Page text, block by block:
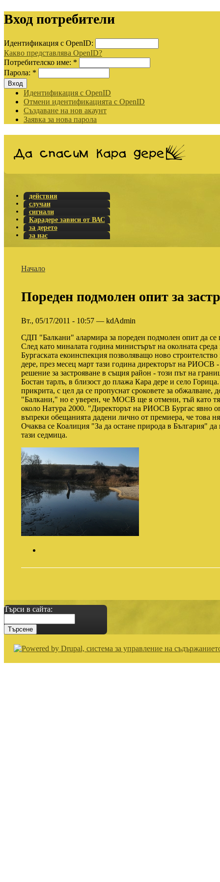
Вход потребители
Идентификация с OpenID:
Какво представлява OpenID?
Потребителско име: *
Парола: *
Идентификация с OpenID
Отмени идентификацията с OpenID
Създаване на нов акаунт
Заявка за нова парола
действия
случаи
сигнали
Карадере зависи от ВАС
за дерето
за нас
Начало
Пореден подмолен опит за
Вт., 05/17/2011 - 10:57 — kdAdmin
СДП "Балкани" алармира за пореден подмолен опит да се
След като миналата година министърът на околната
Бургаската екоинспекция позволяващо ново
дере, през месец март тази година директорът на РИОСВ
решение за застрояване в същия район - този път на
Бостан тарлъ, в близост до плажа Кара дере и село
прикрита, с цел да се пропуснат сроковете за
"Балкани," но е уверен, че МОСВ ще я отмени, тъй като
около Натура 2000. "Директорът на РИОСВ Бургас явно
въпреки обещанията дадени лично от премиера, че това
Очаква се Коалиция "За да остане природа в България"
тази седмица.
Търси в сайта: